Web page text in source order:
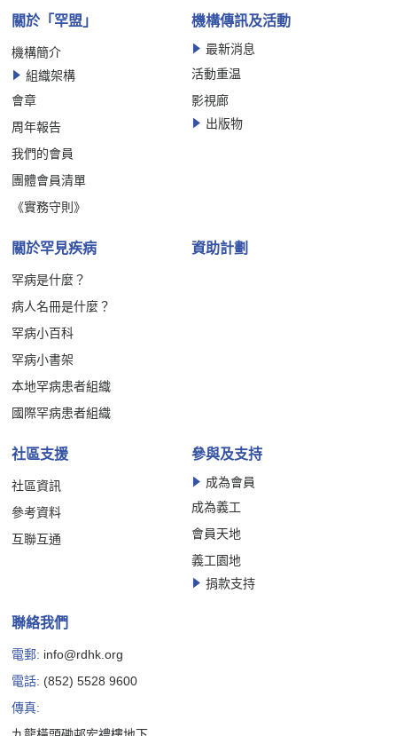
關於「罕盟」
機構簡介
組織架構
會章
周年報告
我們的會員
團體會員清單
《實務守則》
機構傳訊及活動
最新消息
活動重温
影視廊
出版物
關於罕見疾病
罕病是什麼？
病人名冊是什麼？
罕病小百科
罕病小書架
本地罕病患者組織
國際罕病患者組織
資助計劃
社區支援
社區資訊
參考資料
互聯互通
參與及支持
成為會員
成為義工
會員天地
義工園地
捐款支持
聯絡我們
電郵: info@rdhk.org
電話: (852) 5528 9600
傳真: